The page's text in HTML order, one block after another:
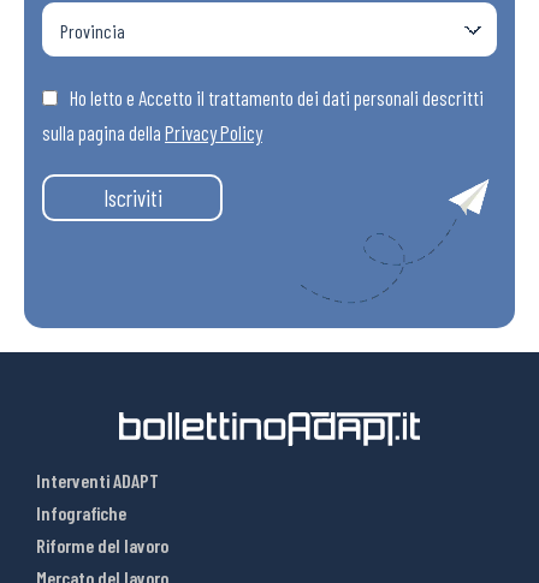
Ho letto e Accetto il trattamento dei dati personali descritti
sulla pagina della Privacy Policy
Iscriviti
Interventi ADAPT
Infografiche
Riforme del lavoro
Mercato del lavoro